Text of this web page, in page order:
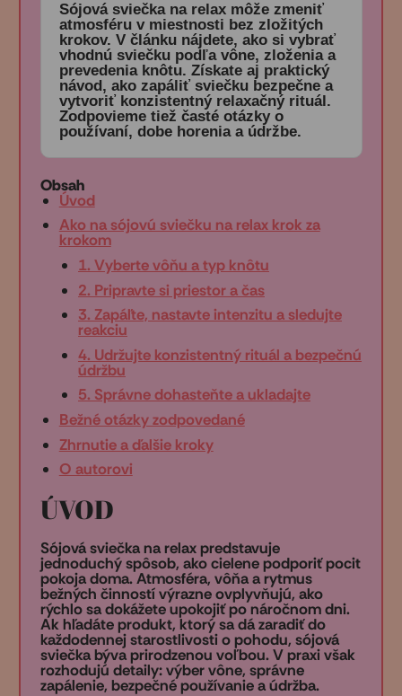
Sójová sviečka na relax môže zmeniť
atmosféru v miestnosti bez zložitých
krokov. V článku nájdete, ako si vybrať
vhodnú sviečku podľa vône, zloženia a
prevedenia knôtu. Získate aj praktický
návod, ako zapáliť sviečku bezpečne a
vytvoriť konzistentný relaxačný rituál.
Zodpovieme tiež časté otázky o
používaní, dobe horenia a údržbe.
Obsah
Úvod
Ako na sójovú sviečku na relax krok za
krokom
1. Vyberte vôňu a typ knôtu
2. Pripravte si priestor a čas
3. Zapáľte, nastavte intenzitu a sledujte
reakciu
4. Udržujte konzistentný rituál a bezpečnú
údržbu
5. Správne dohasteňte a ukladajte
Bežné otázky zodpovedané
Zhrnutie a ďalšie kroky
O autorovi
ÚVOD
Sójová sviečka na relax predstavuje
jednoduchý spôsob, ako cielene podporiť pocit
pokoja doma. Atmosféra, vôňa a rytmus
bežných činností výrazne ovplyvňujú, ako
rýchlo sa dokážete upokojiť po náročnom dni.
Ak hľadáte produkt, ktorý sa dá zaradiť do
každodennej starostlivosti o pohodu, sójová
sviečka býva prirodzenou voľbou. V praxi však
rozhodujú detaily: výber vône, správne
zapálenie, bezpečné používanie a údržba.